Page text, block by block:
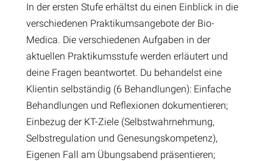
In der ersten Stufe erhältst du einen Einblick in die
verschiedenen Praktikumsangebote der Bio-
Medica. Die verschiedenen Aufgaben in der
aktuellen Praktikumsstufe werden erläutert und
deine Fragen beantwortet. Du behandelst eine
Klientin selbständig (6 Behandlungen): Einfache
Behandlungen und Reflexionen dokumentieren;
Einbezug der KT-Ziele (Selbstwahrnehmung,
Selbstregulation und Genesungskompetenz),
Eigenen Fall am Übungsabend präsentieren;